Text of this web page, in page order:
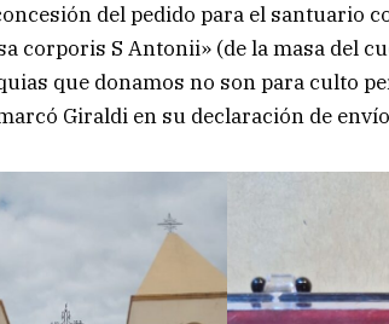
del pedido para el santuario
corporis S Antonii» (de la masa del
que donamos no son para culto
Giraldi en su declaración de